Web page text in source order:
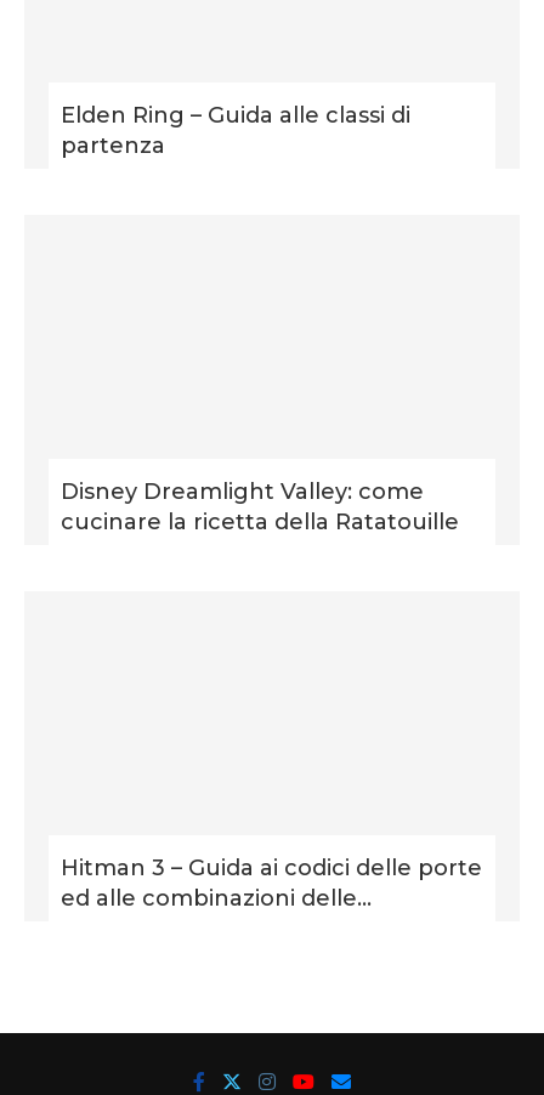
Elden Ring – Guida alle classi di
partenza
Disney Dreamlight Valley: come
cucinare la ricetta della Ratatouille
Hitman 3 – Guida ai codici delle porte
ed alle combinazioni delle...